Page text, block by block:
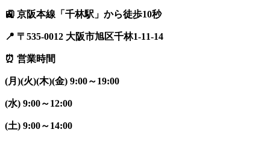
🚉 京阪本線「千林駅」から徒歩10秒
📍 〒535-0012 大阪市旭区千林1-11-14
⏰ 営業時間
(月)(火)(木)(金) 9:00～19:00
(水) 9:00～12:00
(土) 9:00～14:00